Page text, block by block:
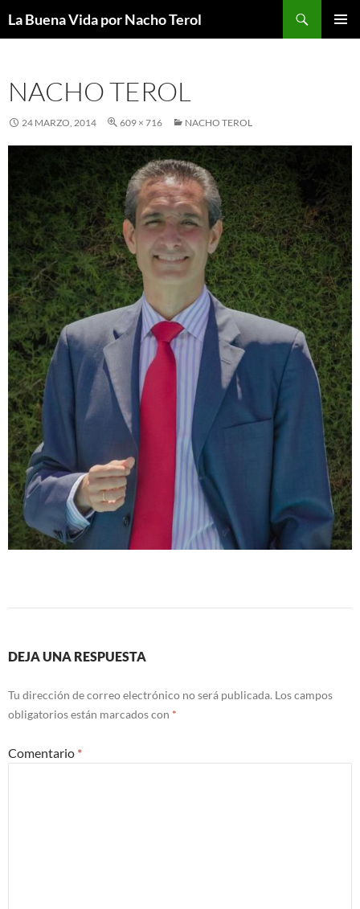
La Buena Vida por Nacho Terol
NACHO TEROL
24 MARZO, 2014 609 × 716 NACHO TEROL
DEJA UNA RESPUESTA
Tu dirección de correo electrónico no será publicada. Los campos
obligatorios están marcados con *
Comentario *